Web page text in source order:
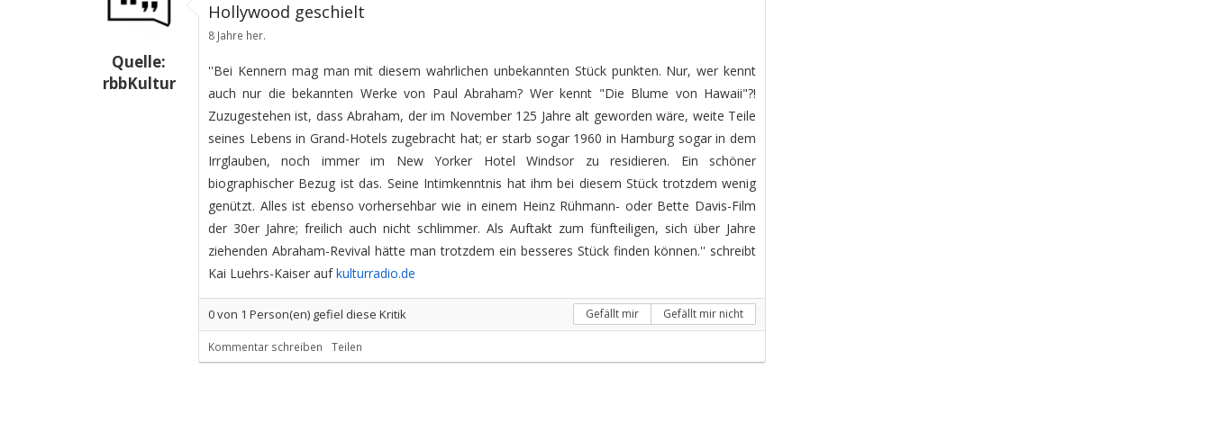
Quelle:
rbbKultur
Hollywood geschielt
8 Jahre her.
''Bei Kennern mag man mit diesem wahrlichen unbekannten Stück punkten. Nur, wer kennt
auch nur die bekannten Werke von Paul Abraham? Wer kennt "Die Blume von Hawaii"?!
Zuzugestehen ist, dass Abraham, der im November 125 Jahre alt geworden wäre, weite Teile
seines Lebens in Grand-Hotels zugebracht hat; er starb sogar 1960 in Hamburg sogar in dem
Irrglauben, noch immer im New Yorker Hotel Windsor zu residieren. Ein schöner
biographischer Bezug ist das. Seine Intimkenntnis hat ihm bei diesem Stück trotzdem wenig
genützt. Alles ist ebenso vorhersehbar wie in einem Heinz Rühmann- oder Bette Davis-Film
der 30er Jahre; freilich auch nicht schlimmer. Als Auftakt zum fünfteiligen, sich über Jahre
ziehenden Abraham-Revival hätte man trotzdem ein besseres Stück finden können.'' schreibt
Kai Luehrs-Kaiser aufkulturradio.de
0von 1 Person(en) gefiel diese Kritik Gefällt mir Gefällt mir nicht
Kommentar schreiben Teilen